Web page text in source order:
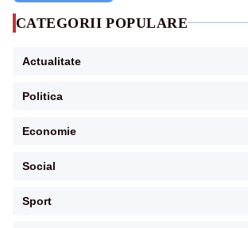
CATEGORII POPULARE
Actualitate
Politica
Economie
Social
Sport